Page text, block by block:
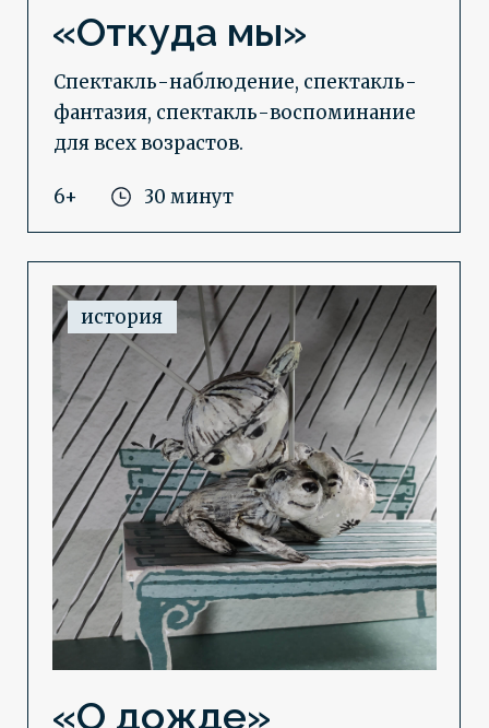
Спектакль о встрече ребёнка и собаки
другу?
«О дожде»
Представление, рассказывающее
о рождении Иисуса Христа
«Светлая история»
6+ 20 минут
рождественский вертеп